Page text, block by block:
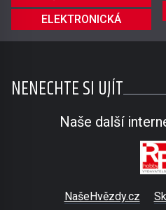
ELEKTRONICKÁ
NENECHTE SI UJÍT
Naše další
NašeHvězdy.cz